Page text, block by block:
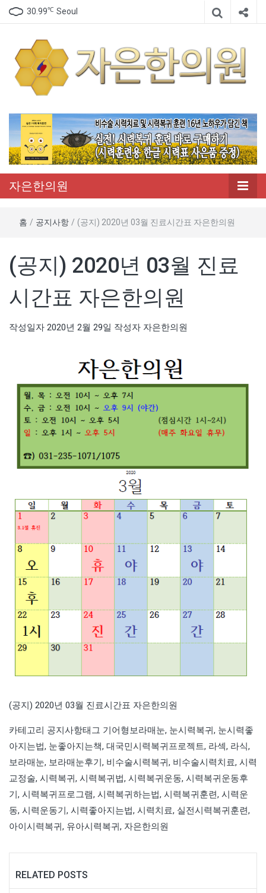
30.99℃ Seoul
자은한의원
자은한의원
홈 / 공지사항 / (공지) 2020년 03월 진료시간표 자은한의원
(공지) 2020년 03월 진료
시간표 자은한의원
작성일자 2020년 2월 29일 작성자 자은한의원
(공지) 2020년 03월 진료시간표 자은한의원
카테고리 공지사항태그 기어형보라매눈, 눈시력복귀, 눈시력좋
아지는법, 눈좋아지는책, 대국민시력복귀프로젝트, 라섹, 라식,
보라매눈, 보라매눈후기, 비수술시력복귀, 비수술시력치료, 시력
교정술, 시력복귀, 시력복귀법, 시력복귀운동, 시력복귀운동후
기, 시력복귀프로그램, 시력복귀하는법, 시력복귀훈련, 시력운
동, 시력운동기, 시력좋아지는법, 시력치료, 실전시력복귀훈련,
아이시력복귀, 유아시력복귀, 자은한의원
RELATED POSTS